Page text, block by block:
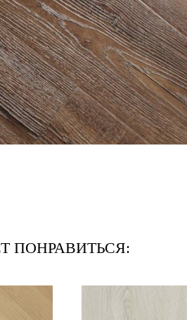
ПОНРАВИТЬСЯ: